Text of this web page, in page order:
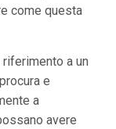
come questa
a un
e
a
avere